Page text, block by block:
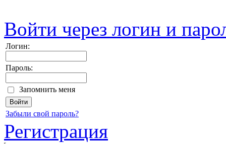
Войти через логин и
Логин:
Пароль:
Запомнить меня
Забыли свой пароль?
Регистрация